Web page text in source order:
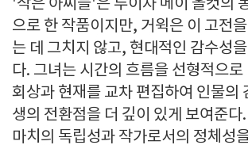
'작은 아씨들'은 루이자 메이 올컷의
으로 한 작품이지만, 거윅은 이 고전
는 데 그치지 않고, 현대적인 감수성
다. 그녀는 시간의 흐름을 선형적으
회상과 현재를 교차 편집하여 인물의
생의 전환점을 더 깊이 있게 보여준다
마치의 독립성과 작가로서의 정체성